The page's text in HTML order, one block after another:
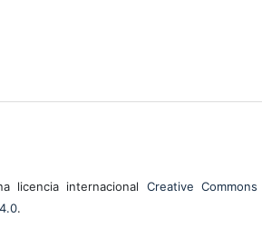
licencia internacional Creative Commons
.